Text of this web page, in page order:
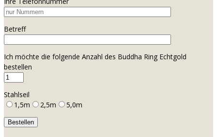
Betreff
Ich möchte die folgende Anzahl des Buddha Ring Echtgold
bestellen
Stahlseil
1,5m
2,5m 5,0m